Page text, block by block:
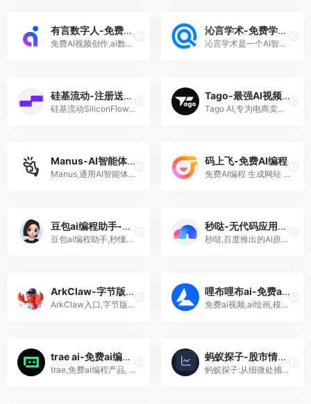
有言数字人-免费ai视频
免费AI视频创作,ai数字人,1200+免费3D数字人,一站式视频工具,ai视频,动画,文生文,镜头-有言数字人
沁言学术-免费学术超级智能体
沁言学术是一个AI智能学术研究平台 提供一站式科研解决方案 包括AI选题 智能文献检索 文献阅读 辅助写作和知识库管理 通过超级智能体技术实现研究规划 多工具协同和结构化报告 帮助学者高效完成学术任务
硅基流动-注册送16元赠金
硅基流动SiliconFlow,一家AI能力提供商,提供开箱即用的大模型API和预留实例,助力开发者与企业快速落地AI应用
Tago-最强AI视频带货
Tago AI,专为电商卖家设计的AI视频生成与内容全球化平台,通过一句话描述和一张产品图片快速生成像素级真实的商业带货视频
Manus-AI智能体,每日可用
Manus,通用AI智能体,连接思维与行动,不仅思考而且交付结果,擅长构建应用,网站及多渠道AI代理,适用于工作和生活中的各种任务
码上飞-免费AI编程
免费AI编程 生成网站 软件 app 小程序! CodeFlying,全球领先的AI自动化开发平台 通过自然语言对话即可一键生成完整应用程序 支持小程序 APP H5等多平台 无需编程经验
豆包ai编程助手-免费
豆包ai编程助手,秒懂代码,智能编码,项目精解
秒哒-无代码应用搭建平台
秒哒,百度推出的AI原生应用开发平台，主打“零代码、秒生成”的智能化开发体验
ArkClaw-字节版龙虾
ArkClaw入口,字节版龙虾,开箱即用、零门槛部署,7×24小时在线的AI助手
哩布哩布ai-免费ai视频绘画
免费ai视频,ai绘画,模型创作分享网站平台-支持各大视频图片模型,海螺,Vidu,可灵,Seedream,通义万相,Pixverse,MJ
trae ai-免费ai编程神器
trae,免费ai编程产品, Claude 3.5和GPT-4o模型限时免费使用-由字节跳动推出
蚂蚁探子-股市情报站
蚂蚁探子:从细微处捕捉市场关键信号,你的行情情报辅助站